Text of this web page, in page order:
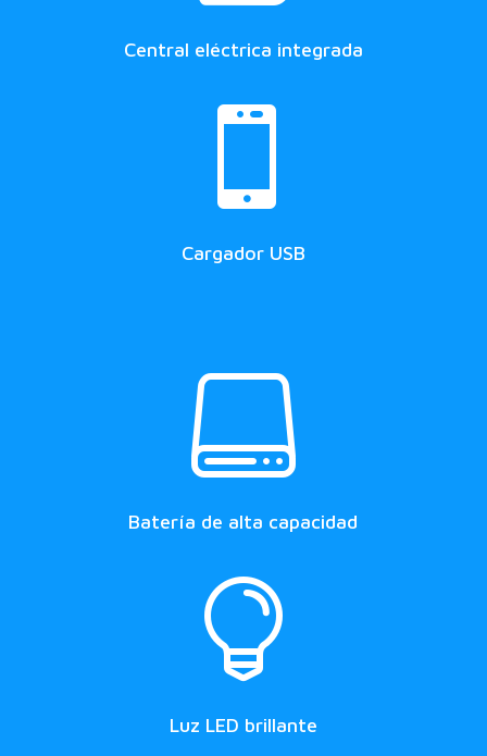
Central eléctrica integrada

Cargador USB

Batería de alta capacidad

Luz LED brillante